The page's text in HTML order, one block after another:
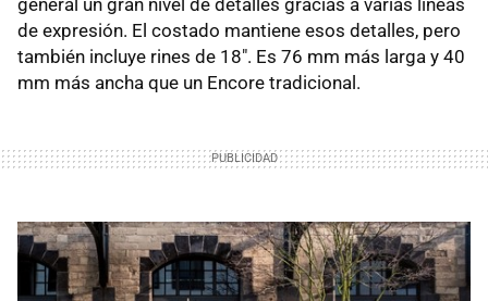
general un gran nivel de detalles gracias a varias líneas
de expresión. El costado mantiene esos detalles, pero
también incluye rines de 18". Es 76 mm más larga y 40
mm más ancha que un Encore tradicional.